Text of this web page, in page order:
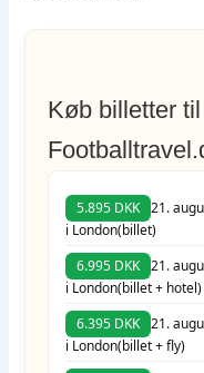
Køb billetter
5.895 DKK 21.
i London(billet)
6.995 DKK 21.
i London(billet + hotel)
6.395 DKK 21.
i London(billet + fly)